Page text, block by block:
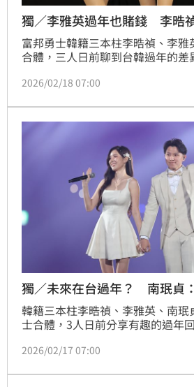
獨／李雅英過年也賭錢 李晧
富邦勇士韓籍三本柱李晧禎、李
合體，三人日前聊到台韓過年的
多，還自曝很少包紅包給家人，讓
2026/02/18 07:00
獨／未來在台過年？ 南珉貞
韓籍三本柱李晧禎、李雅英、南珉
士合體，3人日前分享有趣的過年
可以！」讓一旁的李晧禎、李雅英
2026/02/17 07:00